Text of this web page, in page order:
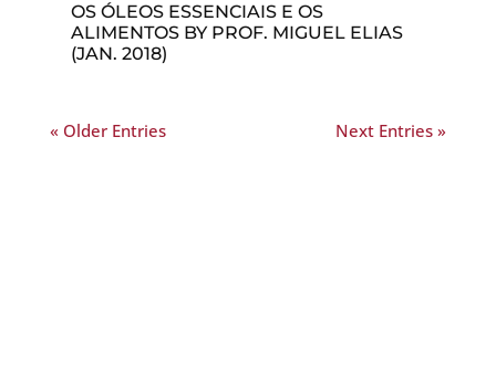
OS ÓLEOS ESSENCIAIS E OS
ALIMENTOS BY PROF. MIGUEL ELIAS
(JAN. 2018)
« Older Entries Next Entries »